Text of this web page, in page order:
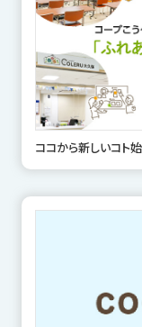
ココから新しいコト